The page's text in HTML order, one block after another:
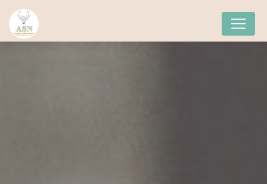
Panneau de gestion des cookies